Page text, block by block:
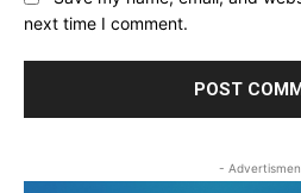
next time I comment.
-